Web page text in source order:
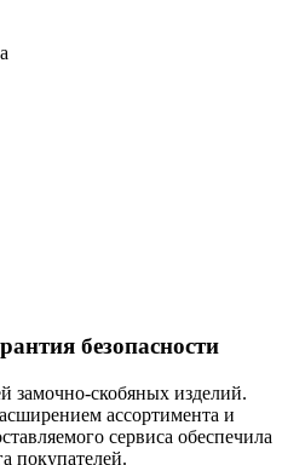
безопасности
замочно-скобяных изделий.
ассортимента и
сервиса обеспечила
покупателей.